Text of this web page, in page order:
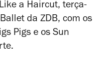
a Haircut, terça-
da ZDB, com os
Pigs e os Sun